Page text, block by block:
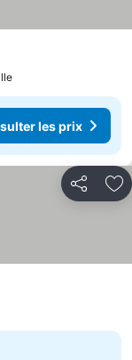
les prix
Partager